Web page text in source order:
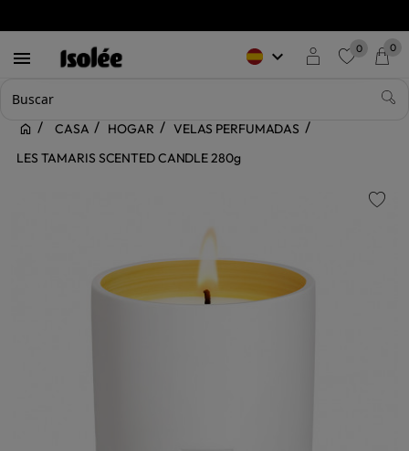
 keyboard_arrow_down 0 0
CASA HOGAR
VELAS PERFUMADAS
LES TAMARIS SCENTED CANDLE 280g